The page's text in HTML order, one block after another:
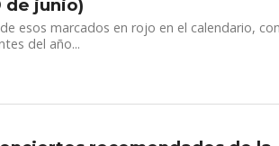
de junio)
esos marcados en rojo en el calendario,
del año...